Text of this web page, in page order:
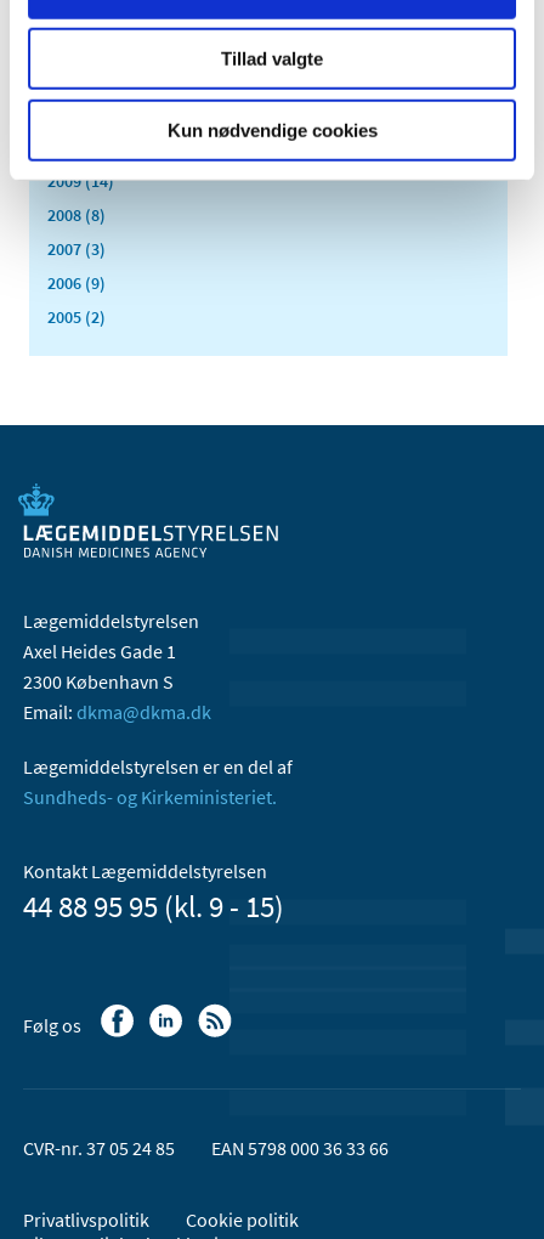
Tillad valgte
Kun nødvendige cookies
marts (3)
2009 (14)
2008 (8)
2007 (3)
2006 (9)
2005 (2)
Lægemiddelstyrelsen
Axel Heides Gade 1
2300 København S
Email: dkma@dkma.dk
Lægemiddelstyrelsen er en del af
Sundheds- og Kirkeministeriet.
Kontakt Lægemiddelstyrelsen
44 88 95 95 (kl. 9 - 15)
Følg os
CVR-nr. 37 05 24 85 EAN 5798 000 36 33 66
Privatlivspolitik
Cookie politik